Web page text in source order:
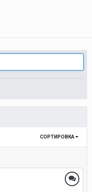
СОРТИРОВКА